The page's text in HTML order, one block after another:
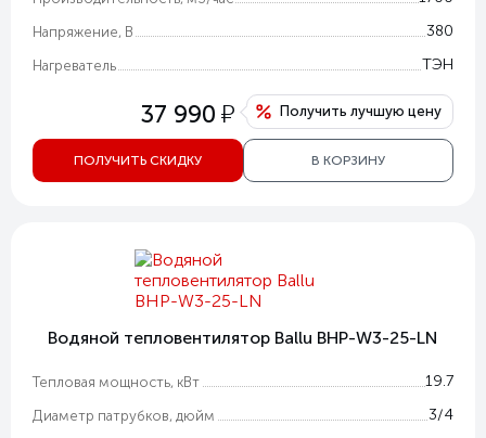
Напряжение, В 380
Нагреватель ТЭН
37 990 у Получить лучшую цену
ПОЛУЧИТЬ СКИДКУ В КОРЗИНУ
Водяной тепловентилятор Ballu BHP-W3-25-LN
Тепловая мощность, кВт 19.7
Диаметр патрубков, дюйм 3/4